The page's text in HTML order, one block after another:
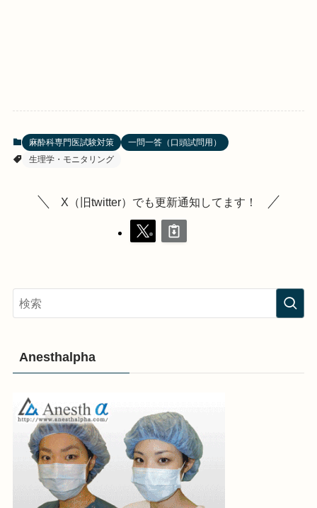
麻酔科専門医試験対策
一問一答（口頭試問用）
生理学・モニタリング
X（旧twitter）でも更新通知してます！
Anesthalpha